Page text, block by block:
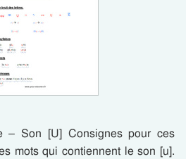
– Son [U] Consignes pour ces
mots qui contiennent le son [u].